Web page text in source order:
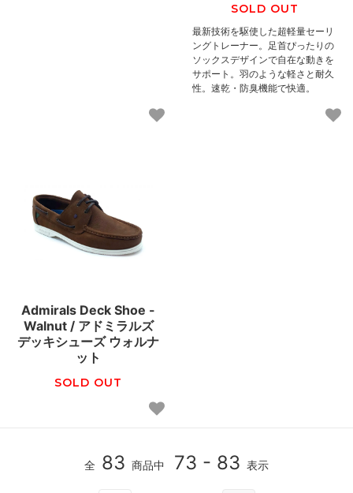
SOLD OUT
最新技術を駆使した超軽量セーリ
ングトレーナー。足首ぴったりの
ソックスデザインで自在な動きを
サポート。羽のような軽さと耐久
性。速乾・防臭機能で快適。
Admirals Deck Shoe -
Walnut / アドミラルズ
デッキシューズ ウォルナ
ット
SOLD OUT
全 83 商品中 73 - 83 表示